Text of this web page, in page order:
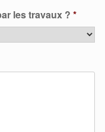
les travaux ? *